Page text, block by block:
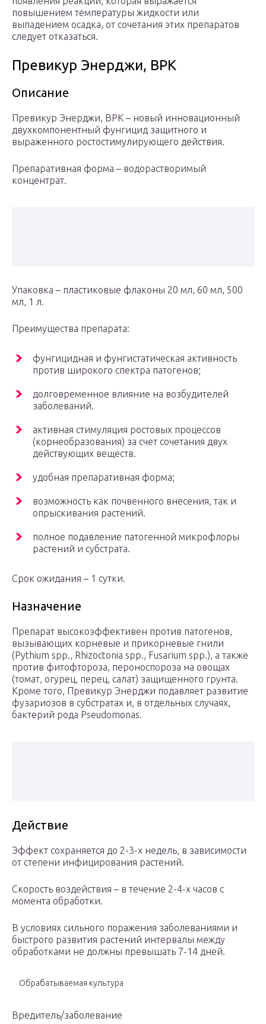
повышением температуры жидкости или
выпадением осадка, от сочетания этих препаратов
следует отказаться.
Превикур Энерджи, ВРК
Описание
Превикур Энерджи, ВРК – новый инновационный
двухкомпонентный фунгицид защитного и
выраженного ростостимулирующего действия.
Препаративная форма – водорастворимый
концентрат.
Упаковка – пластиковые флаконы 20 мл, 60 мл, 500
мл, 1 л.
Преимущества препарата:
фунгицидная и фунгистатическая активность
против широкого спектра патогенов;
долговременное влияние на возбудителей
заболеваний.
активная стимуляция ростовых процессов
(корнеобразования) за счет сочетания двух
действующих веществ.
удобная препаративная форма;
возможность как почвенного внесения, так и
опрыскивания растений.
полное подавление патогенной микрофлоры
растений и субстрата.
Срок ожидания – 1 сутки.
Назначение
Препарат высокоэффективен против патогенов,
вызывающих корневые и прикорневые гнили
(Pythium spp., Rhizoctonia spp., Fusarium spp.), а также
против фитофтороза, пероноспороза на овощах
(томат, огурец, перец, салат) защищенного грунта.
Кроме того, Превикур Энерджи подавляет развитие
фузариозов в субстратах и, в отдельных случаях,
бактерий рода Pseudomonas.
Действие
Эффект сохраняется до 2-3-х недель, в зависимости
от степени инфицирования растений.
Скорость воздействия – в течение 2-4-х часов с
момента обработки.
В условиях сильного поражения заболеваниями и
быстрого развития растений интервалы между
обработками не должны превышать 7-14 дней.
Обрабатываемая куль­ту­ра
Вредитель/заболевание